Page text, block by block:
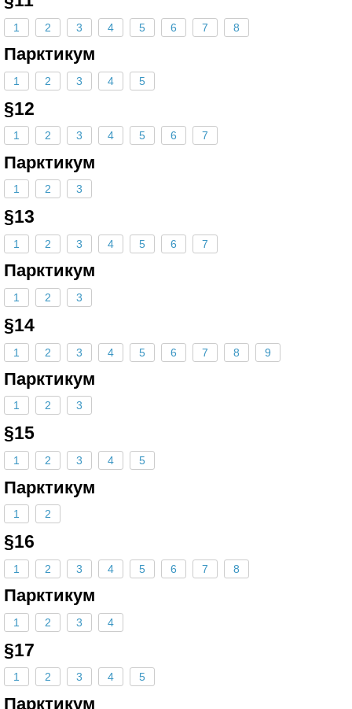
1 2 3 4 5 6 7 8
Парктикум
1 2 3 4 5
§12
1 2 3 4 5 6 7
Парктикум
1 2 3
§13
1 2 3 4 5 6 7
Парктикум
1 2 3
§14
1 2 3 4 5 6 7 8 9
Парктикум
1 2 3
§15
1 2 3 4 5
Парктикум
1 2
§16
1 2 3 4 5 6 7 8
Парктикум
1 2 3 4
§17
1 2 3 4 5
Парктикум